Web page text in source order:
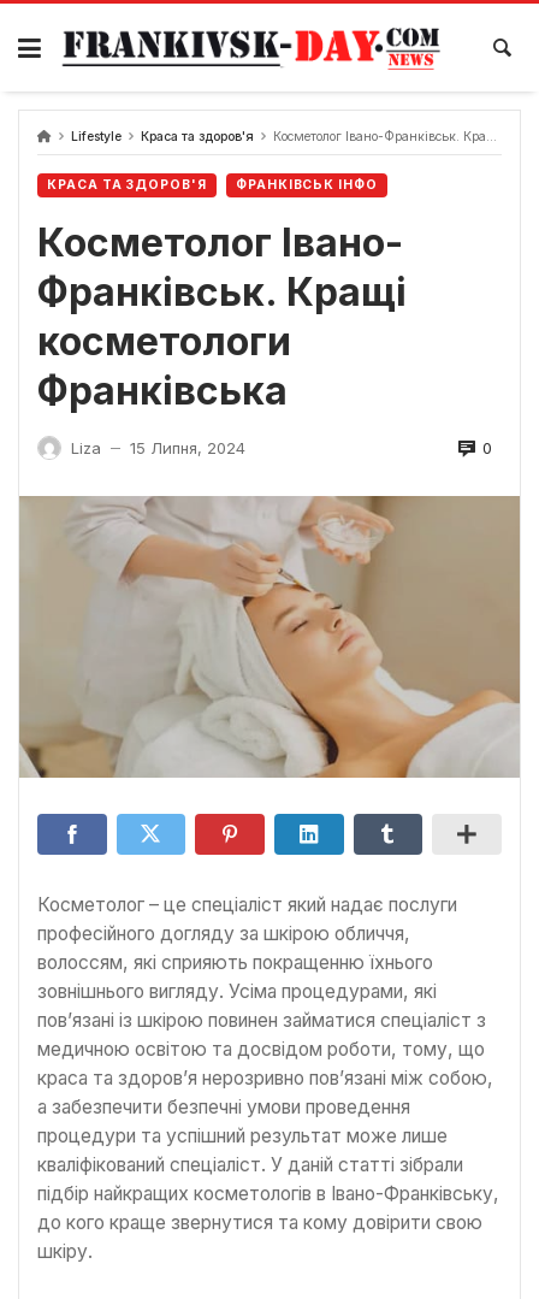
Skip
content
Lifestyle Краса та здоров'я Косметолог Івано-Франківськ. Кращі косметологи Франківська
КРАСА ТА ЗДОРОВ'Я ФРАНКІВСЬК ІНФО
Косметолог Івано-
Франківськ. Кращі
косметологи
Франківська
Liza — 15 Липня, 2024 0
Косметолог – це спеціаліст який надає послуги
професійного догляду за шкірою обличчя,
волоссям, які сприяють покращенню їхнього
зовнішнього вигляду. Усіма процедурами, які
пов’язані із шкірою повинен займатися спеціаліст з
медичною освітою та досвідом роботи, тому, що
краса та здоров’я нерозривно пов’язані між собою,
а забезпечити безпечні умови проведення
процедури та успішний результат може лише
кваліфікований спеціаліст. У даній статті зібрали
підбір найкращих косметологів в Івано-Франківську,
до кого краще звернутися та кому довірити свою
шкіру.